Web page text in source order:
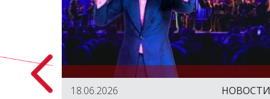
18.06.2026 НОВОСТИ